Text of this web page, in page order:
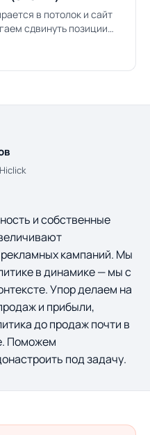
в потолок и сайт
сдвинуть позиции
без риска бана.
и собственные
кампаний. Мы
в динамике — мы с
Упор делаем на
и прибыли,
до продаж почти в
Поможем
под задачу.